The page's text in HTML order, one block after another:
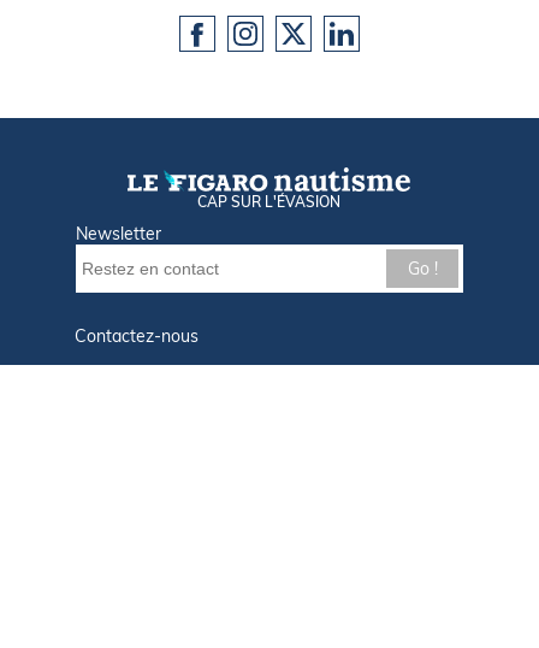
CAP SUR L'ÉVASION
Newsletter
Go !
Contactez-nous